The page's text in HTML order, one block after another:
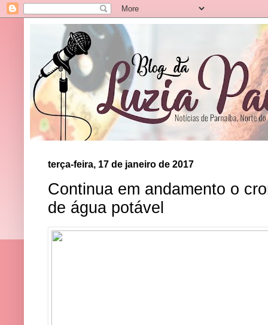
terça-feira, 17 de janeiro de 2017
Continua em andamento o
de água potável